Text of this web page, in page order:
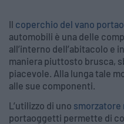
Il coperchio del vano
automobili è una delle
all’interno dell’abitacolo e
maniera piuttosto brusca,
piacevole. Alla lunga tale
alle sue componenti.
L’utilizzo di uno smorzatore
portaoggetti permette di